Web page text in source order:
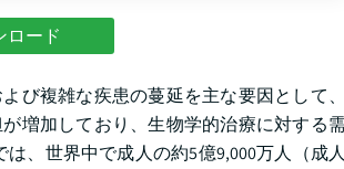
ロード
び複雑な疾患の蔓延を主な要因として、
増加しており、生物学的治療に対する
、世界中で成人の約5億9,000万人（成人